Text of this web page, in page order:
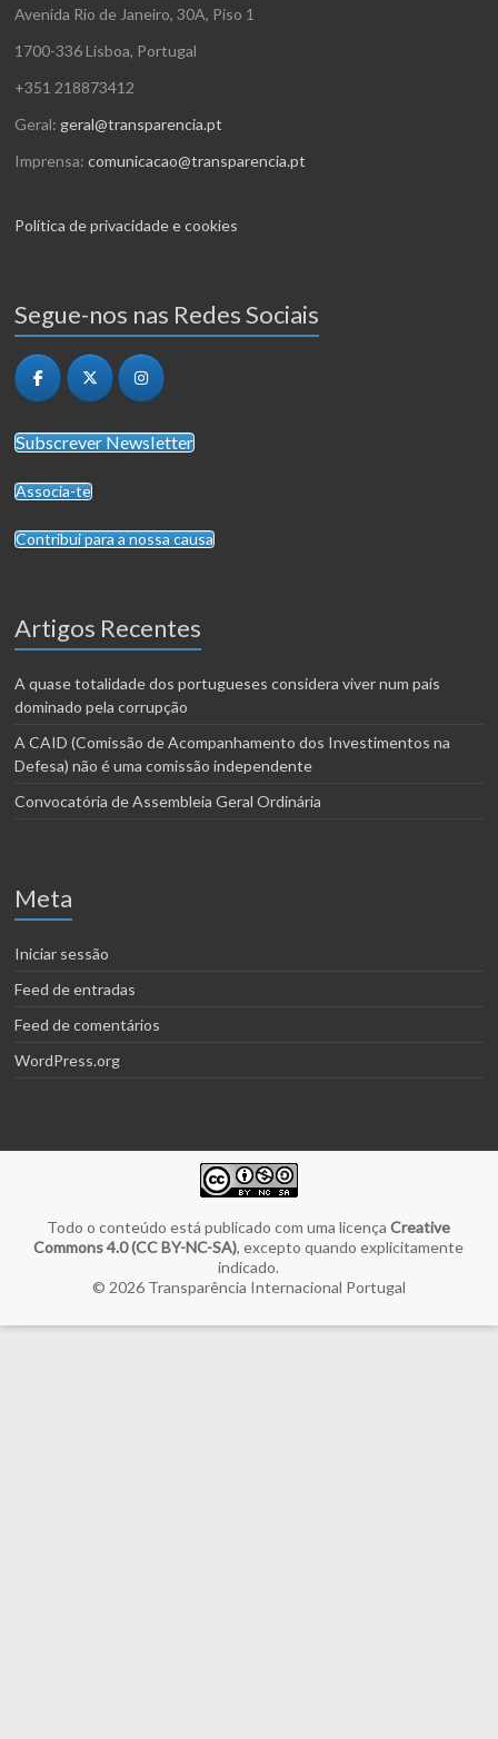
Avenida Rio de Janeiro, 30A, Piso 1
1700-336 Lisboa, Portugal
+351 218873412
Geral: geral@transparencia.pt
Imprensa:comunicacao@transparencia.pt
Política de privacidade e cookies
Segue-nos nas Redes Sociais
Subscrever Newsletter
Associa-te
Contribui para a nossa causa
Artigos Recentes
A quase totalidade dos portugueses considera viver num país
dominado pela corrupção
A CAID (Comissão de Acompanhamento dos Investimentos na
Defesa) não é uma comissão independente
Convocatória de Assembleia Geral Ordinária
Meta
Iniciar sessão
Feed de entradas
Feed de comentários
WordPress.org
Todo o conteúdo está publicado com uma licençaCreative
Commons 4.0 (CC BY-NC-SA), excepto quando explicitamente
indicado.
© 2026 Transparência Internacional Portugal